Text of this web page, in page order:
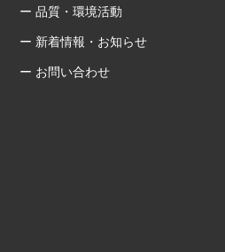
ー 品質・環境活動
ー 新着情報・お知らせ
ー お問い合わせ